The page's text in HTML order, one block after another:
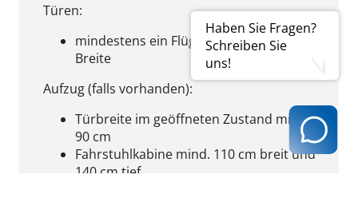
Haben Sie Fragen?
Schreiben Sie
uns!
Türen:
mindestens ein Flügel von mind. 90 cm
Breite
Aufzug (falls vorhanden):
Türbreite im geöffneten Zustand mind.
90 cm
Fahrstuhlkabine mind. 110 cm breit und
140 cm tief